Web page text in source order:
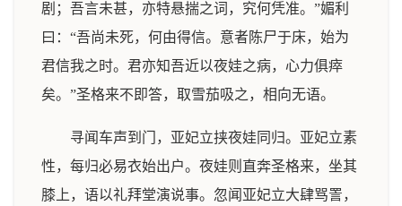
剧；吾言未甚，亦特悬揣之词，究何凭准。”媚利
曰：“吾尚未死，何由得信。意者陈尸于床，始为
君信我之时。君亦知吾近以夜娃之病，心力俱瘁
矣。”圣格来不即答，取雪茄吸之，相向无语。
寻闻车声到门，亚妃立挟夜娃同归。亚妃立素
性，每归必易衣始出户。夜娃则直奔圣格来，坐其
膝上，语以礼拜堂演说事。忽闻亚妃立大肆骂詈，